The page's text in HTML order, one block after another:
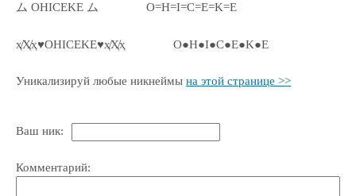
ム OHICEKE ム O=H=I=C=E=K=E
ҳ̸Ҳ̸ҳ♥OHICEKE♥ҳ̸Ҳ̸ҳ O●H●I●C●E●K●E
Уникализируй любые никнеймы на этой странице >>
Ваш ник:
Комментарий: